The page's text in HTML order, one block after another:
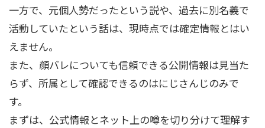
一方で、元個人勢だったという説や、過去に別名義で
活動していたという話は、現時点では確定情報とはい
えません。
また、顔バレについても信頼できる公開情報は見当た
らず、所属として確認できるのはにじさんじのみで
す。
まずは、公式情報とネット上の噂を切り分けて理解す